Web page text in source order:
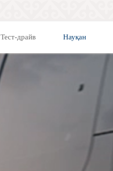
Тест-драйв Науқан